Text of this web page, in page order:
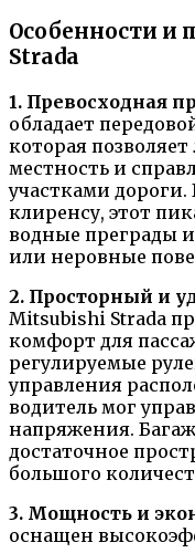
Особенности и
Strada
1. Превосходная
обладает
которая
местность и
участками
клиренсу, этот
водные преграды
или неровные
2. Просторный и
Mitsubishi Strada
комфорт для
регулируемые
управления
водитель мог
напряжения.
достаточное
большого
3. Мощность и
оснащен